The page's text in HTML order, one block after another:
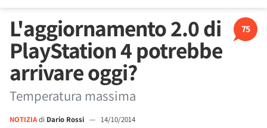
75
L'aggiornamento 2.0 di
PlayStation 4 potrebbe
arrivare oggi?
Temperatura massima
NOTIZIAdi Dario Rossi — 14/10/2014